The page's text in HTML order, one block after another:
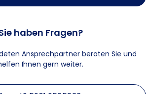
haben Fragen?
Ansprechpartner beraten Sie und
Ihnen gern weiter.